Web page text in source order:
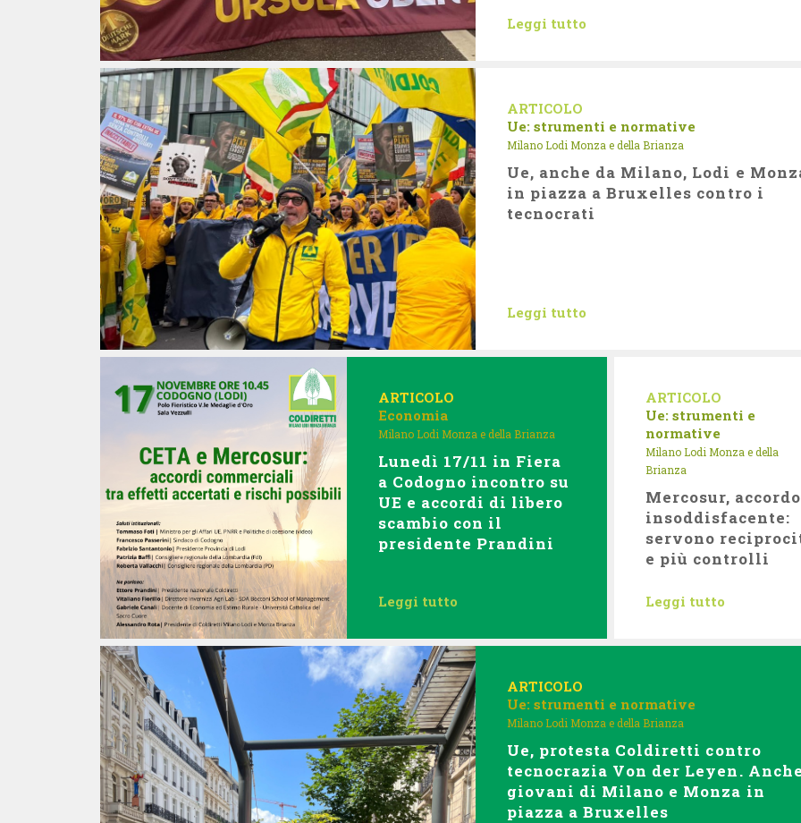
Leggi tutto
ARTICOLO
Ue: strumenti e normative
Milano Lodi Monza e della Brianza
Ue, anche da Milano, Lodi e
in piazza a Bruxelles contro i
tecnocrati
Leggi tutto
ARTICOLO
Economia
Milano Lodi Monza e della Brianza
Lunedì 17/11 in Fiera
a Codogno incontro su
UE e accordi di libero
scambio con il
presidente Prandini
Leggi tutto
ARTICOLO
Ue: strumenti e
normative
Milano Lodi Monza e della
Brianza
Mercosur, accordo
insoddisfacente:
servono
e più controlli
Leggi tutto
ARTICOLO
Ue: strumenti e normative
Milano Lodi Monza e della Brianza
Ue, protesta Coldiretti contro
tecnocrazia Von der Leyen.
giovani di Milano e Monza in
piazza a Bruxelles